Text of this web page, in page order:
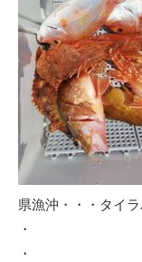
県漁沖・・・タイ
・
・